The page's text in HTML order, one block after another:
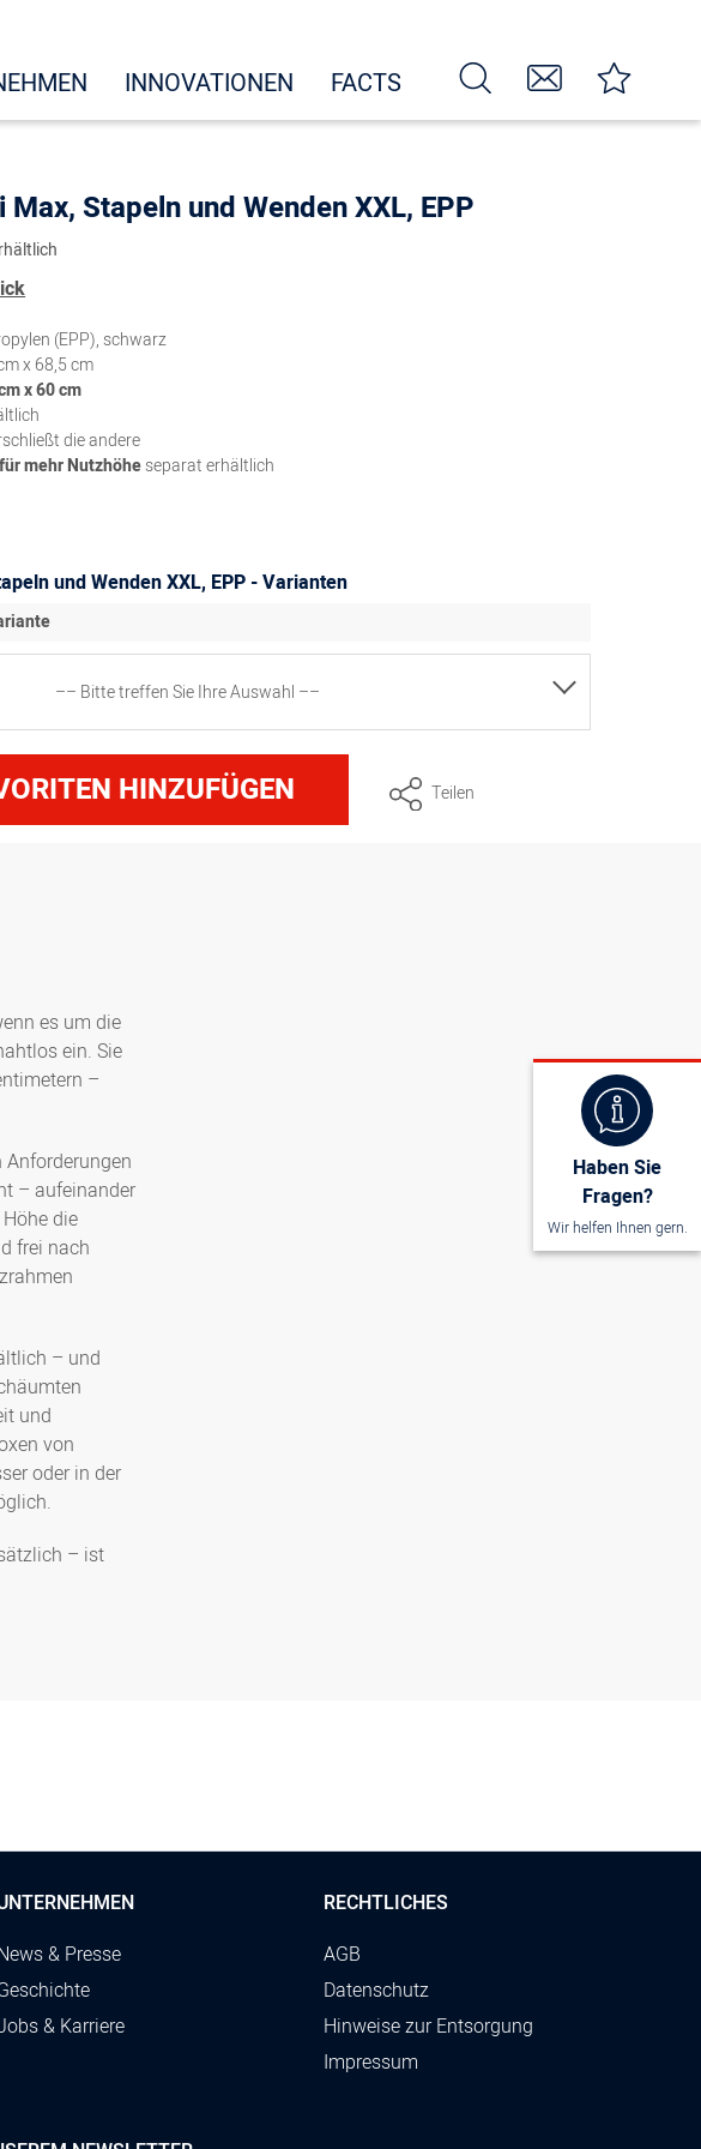
INNOVATIONEN FACTS
Stapeln und Wenden XXL, EPP
(EPP), schwarz
x 68,5 cm
x 60 cm
die andere
mehr Nutzhöheseparat erhältlich
und Wenden XXL, EPP - Varianten
–– Bitte treffen Sie Ihre Auswahl ––
8 cm, Volumen 38,4 Liter
HINZUFÜGEN Teilen
es um die
ein. Sie
–
– aufeinander
die
frei nach
– und
und
von
oder in der
– ist
Haben Sie
Fragen?
Wir helfen Ihnen gern.
& Presse
& Karriere
RECHTLICHES
AGB
Datenschutz
Hinweise zur Entsorgung
Impressum